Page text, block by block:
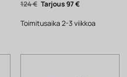
124€ Alkuperäinen
hinta
124 €.
97€Nykyinen
97 €.
Toimitusaika 2-3 viikkoa